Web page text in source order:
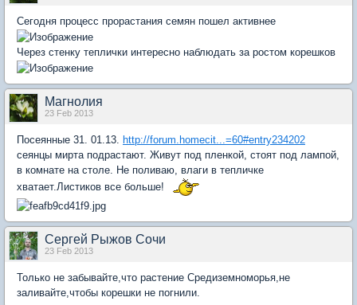
Сегодня процесс прорастания семян пошел активнее
Через стенку теплички интересно наблюдать за ростом корешков
Магнолия
23 Feb 2013
Посеянные 31. 01.13. http://forum.homecit...=60#entry234202
сеянцы мирта подрастают. Живут под пленкой, стоят под лампой,
в комнате на столе. Не поливаю, влаги в тепличке
хватает.Листиков все больше!
Сергей Рыжов Сочи
23 Feb 2013
Только не забывайте,что растение Средиземноморья,не
заливайте,чтобы корешки не погнили.